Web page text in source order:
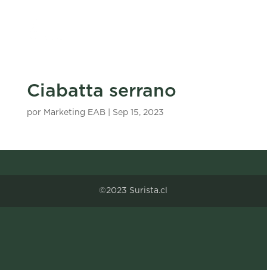
Ciabatta serrano
por Marketing EAB| Sep 15, 2023
©2023 Surista.cl